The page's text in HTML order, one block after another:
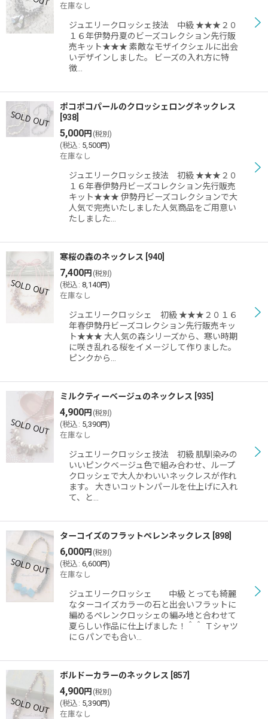
在庫なし
ジュエリークロッシェ技法 中級 ★★★２０
１６年伊勢丹夏のビーズコレクション先行販
売キット★★★ 素敵なモザイクシェルに出会
いデザインしました。 ビーズの入れ方に特
徴…
ポコポコパールのクロッシェロングネックレス
938
5,000円 (税別)
(税込 : 5,500円)
在庫なし
ジュエリークロッシェ技法 初級 ★★★２０
１６年春伊勢丹ビーズコレクション先行販売
キット★★★ 伊勢丹ビーズコレクションで大
人気で完売いたしました人気商品をご用意い
たしました…
寒桜の森のネックレス 940
7,400円 (税別)
(税込 : 8,140円)
在庫なし
ジュエリークロッシェ 初級 ★★★２０１６
年春伊勢丹ビーズコレクション先行販売キッ
ト★★★ 大人気の森シリーズから、寒い時期
に咲き乱れる桜をイメージして作りました。
ピンクから…
ミルクティーベージュのネックレス 935
4,900円 (税別)
(税込 : 5,390円)
在庫なし
ジュエリークロッシェ技法 初級 肌馴染みの
いいピンクベージュ色で組み合わせ、ループ
クロッシェで大人かわいいネックレスが作れ
ます。 大きいコットンパールを仕上げに入れ
て、と…
ターコイズのフラットペレンネックレス 898
6,000円 (税別)
(税込 : 6,600円)
在庫なし
ジュエリークロッシェ 中級 とっても綺麗
なターコイズカラーの石と出会いフラットに
編めるペレンクロッシェの編み地と合わせて
夏らしい作品に仕上げました！＾＾ Ｔシャツ
にＧパンでも合い…
ボルドーカラーのネックレス 857
4,900円 (税別)
(税込 : 5,390円)
在庫なし